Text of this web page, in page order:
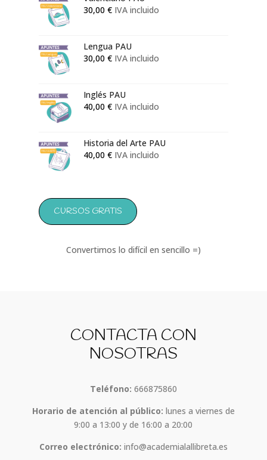
50,00 €
30,00 € IVA incluido
Lengua PAU
30,00 € IVA incluido
Inglés PAU
40,00 € IVA incluido
Historia del Arte PAU
40,00 € IVA incluido
CURSOS GRATIS
Convertimos lo difícil en sencillo =)
CONTACTA CON
NOSOTRAS
Teléfono: 666875860
Horario de atención al público: lunes a viernes de
9:00 a 13:00 y de 16:00 a 20:00
Correo electrónico: info@academialallibreta.es